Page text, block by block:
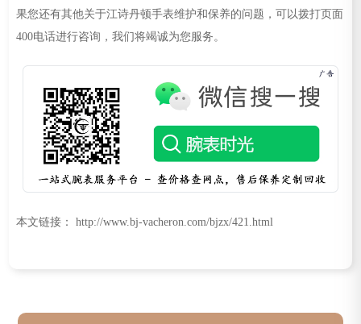
果您还有其他关于江诗丹顿手表维护和保养的问题，可以拨打页面
400电话进行咨询，我们将竭诚为您服务。
本文链接： http://www.bj-vacheron.com/bjzx/421.html